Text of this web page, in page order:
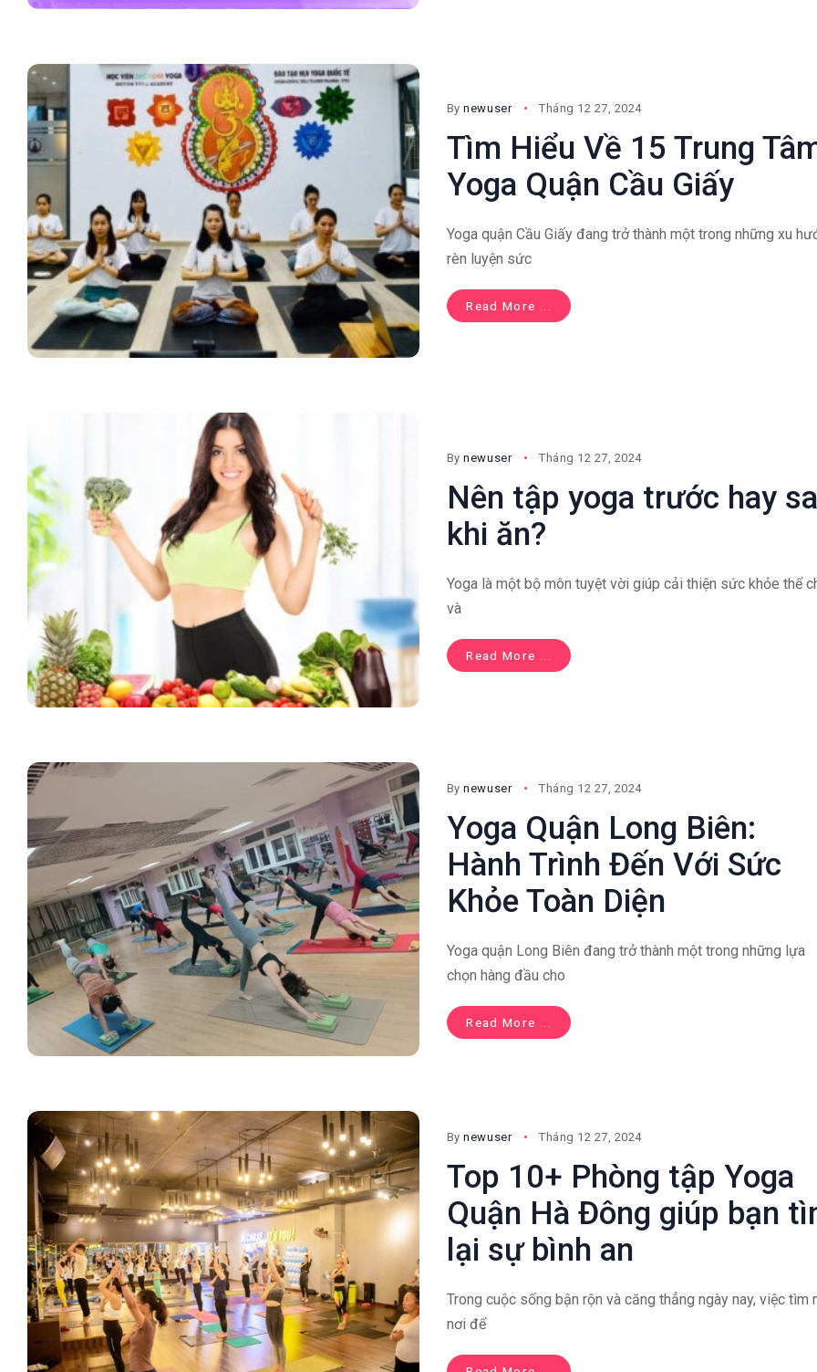
Bynewuser Tháng 12 27, 2024
Tìm Hiểu Về 15 Trung
Yoga Quận Cầu Giấy
Yoga quận Cầu Giấy đang trở thành một trong những xu
rèn luyện sức
Read More ...
Bynewuser Tháng 12 27, 2024
Nên tập yoga trước hay
khi ăn?
Yoga là một bộ môn tuyệt vời giúp cải thiện sức khỏe thể
và
Read More ...
Bynewuser Tháng 12 27, 2024
Yoga Quận Long Biên:
Hành Trình Đến Với Sức
Khỏe Toàn Diện
Yoga quận Long Biên đang trở thành một trong những lựa
chọn hàng đầu cho
Read More ...
Bynewuser Tháng 12 27, 2024
Top 10+ Phòng tập Yoga
Quận Hà Đông giúp bạn
lại sự bình an
Trong cuộc sống bận rộn và căng thẳng ngày nay, việc tìm
nơi để